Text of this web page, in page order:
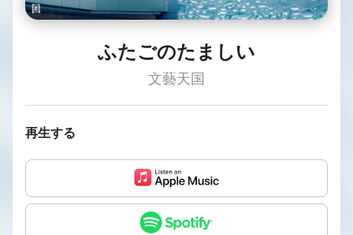
ふたごのたましい
文藝天国
再生する